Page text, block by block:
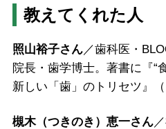
教えてくれた人
照山裕子さん／歯科医・
院長・歯学博士。著書に『“
新しい「歯」のトリセツ』（
槻木（つきのき）恵一さん